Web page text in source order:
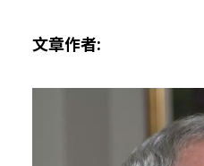
文章作者: